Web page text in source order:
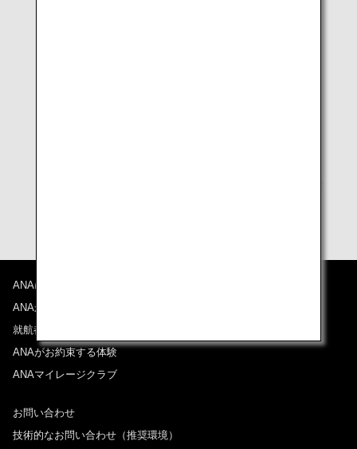
ANAについて
ANAからのお知らせ
就航都市
ANAがお約束する体験
ANAマイレージクラブ
お問い合わせ
技術的なお問い合わせ（推奨環境）